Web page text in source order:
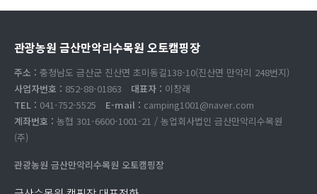
관광농원 금산만악리수목원 오토캠핑장
주소 : 충청남도 금산군 진산면 초미동길138-10(진산면 만악리 248번지)
사업자번호 : 852-88-01863 대표자 : 이창래
TEL : 041-752-5525 E-mail : camping1001@naver.com
계좌번호 : 농협 301-6600-1001-21 / 농업회사법인 금산만악리수목원
(주)
관광농원 금산만악리수목원 오토캠핑장